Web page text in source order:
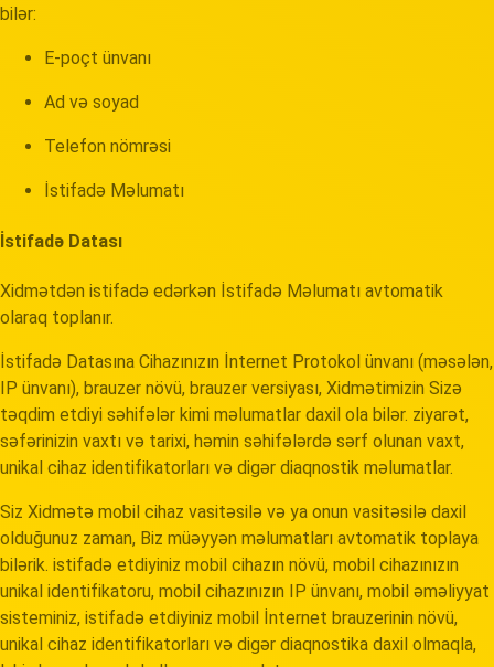
bilər:
E-poçt ünvanı
Ad və soyad
Telefon nömrəsi
İstifadə Məlumatı
İstifadə Datası
Xidmətdən istifadə edərkən İstifadə Məlumatı avtomatik
olaraq toplanır.
İstifadə Datasına Cihazınızın İnternet Protokol ünvanı (məsələn,
IP ünvanı), brauzer növü, brauzer versiyası, Xidmətimizin Sizə
təqdim etdiyi səhifələr kimi məlumatlar daxil ola bilər. ziyarət,
səfərinizin vaxtı və tarixi, həmin səhifələrdə sərf olunan vaxt,
unikal cihaz identifikatorları və digər diaqnostik məlumatlar.
Siz Xidmətə mobil cihaz vasitəsilə və ya onun vasitəsilə daxil
olduğunuz zaman, Biz müəyyən məlumatları avtomatik toplaya
bilərik. istifadə etdiyiniz mobil cihazın növü, mobil cihazınızın
unikal identifikatoru, mobil cihazınızın IP ünvanı, mobil əməliyyat
sisteminiz, istifadə etdiyiniz mobil İnternet brauzerinin növü,
unikal cihaz identifikatorları və digər diaqnostika daxil olmaqla,